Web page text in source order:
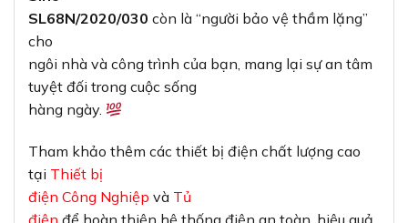
SL68N/2020/030 còn là “người bảo vệ thầm lặng”
cho
ngôi nhà và công trình của bạn, mang lại sự an tâm
tuyệt đối trong cuộc sống
hàng ngày.
Tham khảo thêm các thiết bị điện chất lượng cao
tại Thiết bị
điện Công Nghiệp và Tủ